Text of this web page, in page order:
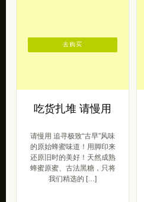
吃货扎堆 请慢用
请慢用 追寻极致“古早”风味
的原始蜂蜜味道！用脚印来
还原旧时的美好！天然成熟
蜂蜜原蜜、古法黑糖，只将
我们精选的 […]
去购买